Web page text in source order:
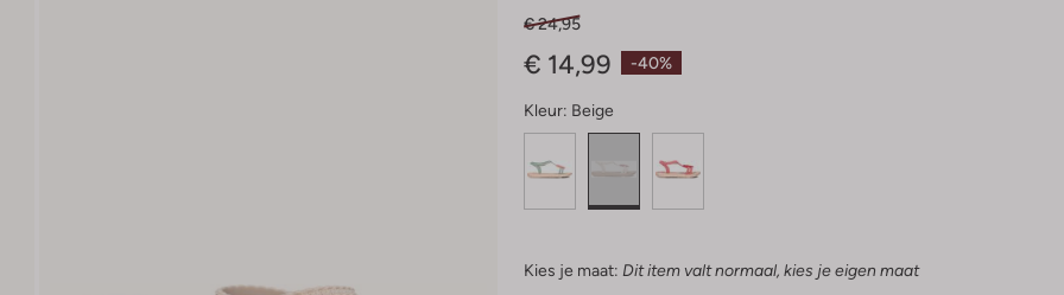
-40%
€ 24,95
€ 14,99
Kleur: Beige
Kies je maat: Dit item valt normaal, kies je eigen maat